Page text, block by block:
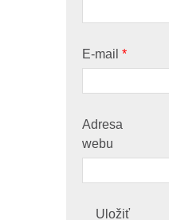
E-mail*
Adresa
webu
Uložiť